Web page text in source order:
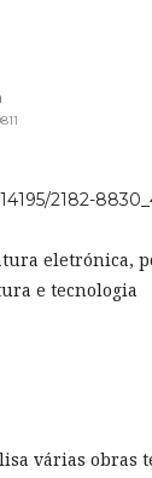
2182-
eletrónica,
e tecnologia
várias obras